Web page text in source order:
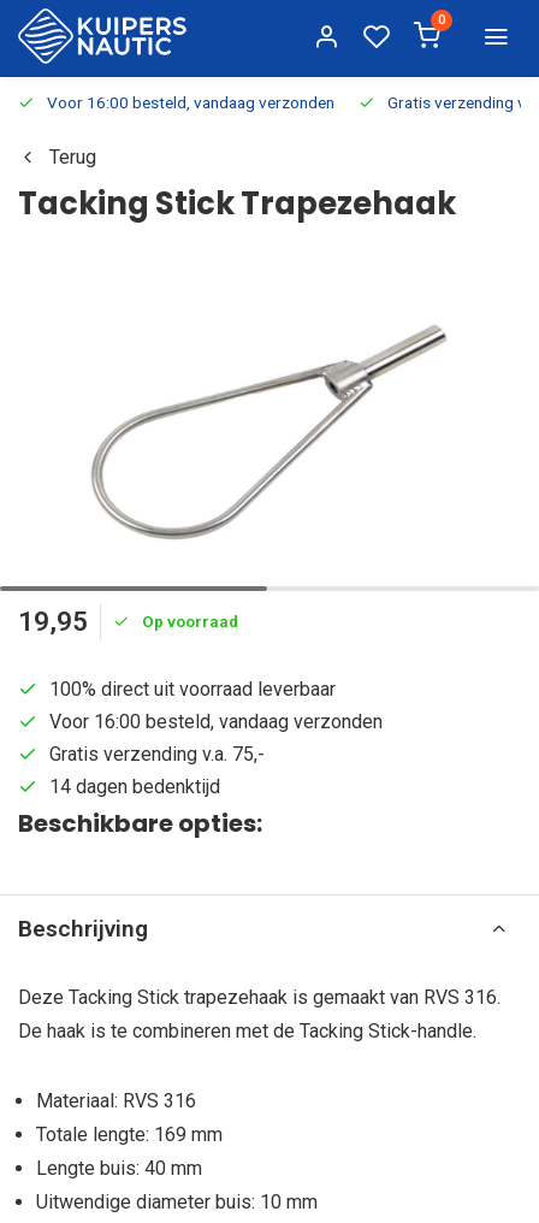
0
Voor 16:00 besteld, vandaag verzonden Gratis verzending
Terug
Tacking Stick Trapezehaak
19,95 Op voorraad
100% direct uit voorraad leverbaar
Voor 16:00 besteld, vandaag verzonden
Gratis verzending v.a. 75,-
14 dagen bedenktijd
Beschikbare opties:
Beschrijving
Deze Tacking Stick trapezehaak is gemaakt van RVS 316.
De haak is te combineren met de Tacking Stick-handle.
Materiaal: RVS 316
Totale lengte: 169 mm
Lengte buis: 40 mm
Uitwendige diameter buis: 10 mm